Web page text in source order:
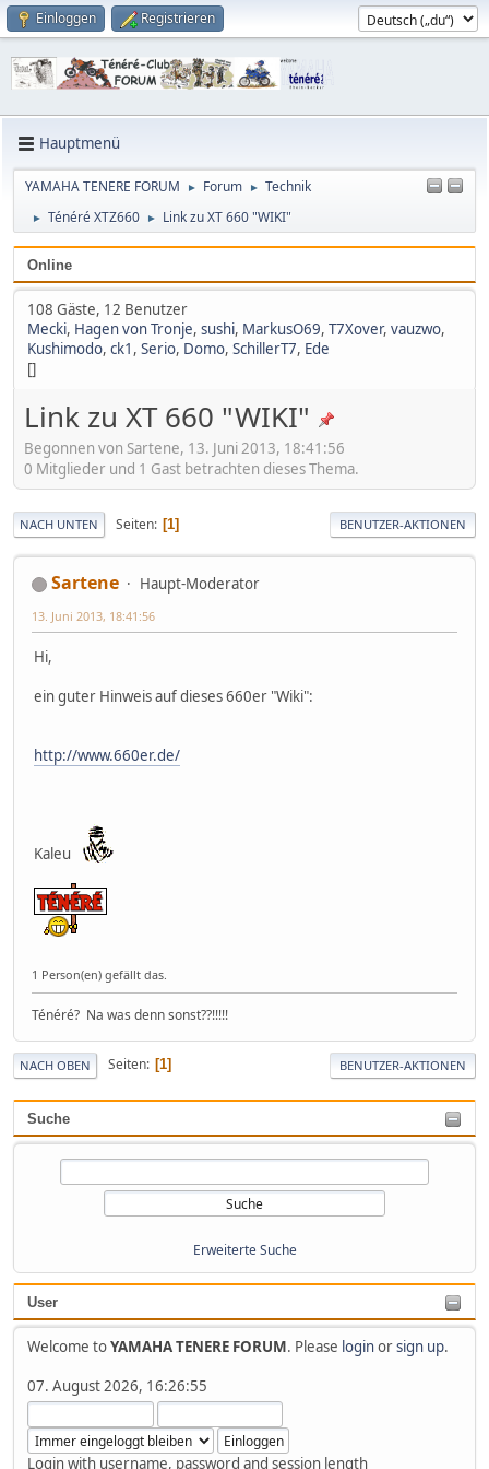
Einloggen Registrieren
Hauptmenü
YAMAHA TENERE FORUM ► Forum ► Technik
► Ténéré XTZ660 ► Link zu XT 660 "WIKI"
Suche
Erweiterte Suche
User
Welcome toYAMAHA TENERE FORUM. Please loginorsign up.
07. August 2026, 16:26:55
Login with username, password and session length
Online
108 Gäste, 12 Benutzer
Mecki, Hagen von Tronje, sushi, MarkusO69, T7Xover, vauzwo,
Kushimodo, ck1 , Serio, Domo, SchillerT7, Ede
[]
Link zu XT 660 "WIKI"
Begonnen von Sartene, 13. Juni 2013, 18:41:56
0 Mitglieder und 1 Gast betrachten dieses Thema.
NACH UNTEN Seiten 1 BENUTZER-AKTIONEN
Sartene Haupt-Moderator
13. Juni 2013, 18:41:56
Hi,
ein guter Hinweis auf dieses 660er "Wiki":
http://www.660er.de/
Kaleu
1 Person(en) gefällt das.
Ténéré? Na was denn sonst??!!!!!
NACH OBEN Seiten 1 BENUTZER-AKTIONEN